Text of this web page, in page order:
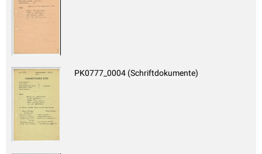
PK0777_0004 (Schriftdokumente)